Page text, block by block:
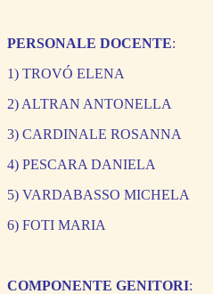
PERSONALE DOCENTE:
1) TROVÓ
2) ALTRAN
3) CARDINALE
4) PESCARA
5)
6) FOTI MARIA
COMPONENTE GENITORI: